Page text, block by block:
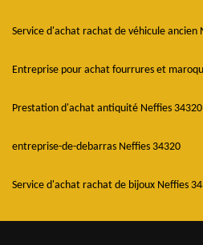
Service d'achat rachat de véhicule ancien
Entreprise pour achat fourrures et
Prestation d'achat antiquité Neffies 34320
entreprise-de-debarras Neffies 34320
Service d'achat rachat de bijoux Neffies